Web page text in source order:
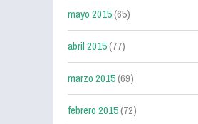
mayo 2015(65)
abril 2015(77)
marzo 2015(69)
febrero 2015(72)